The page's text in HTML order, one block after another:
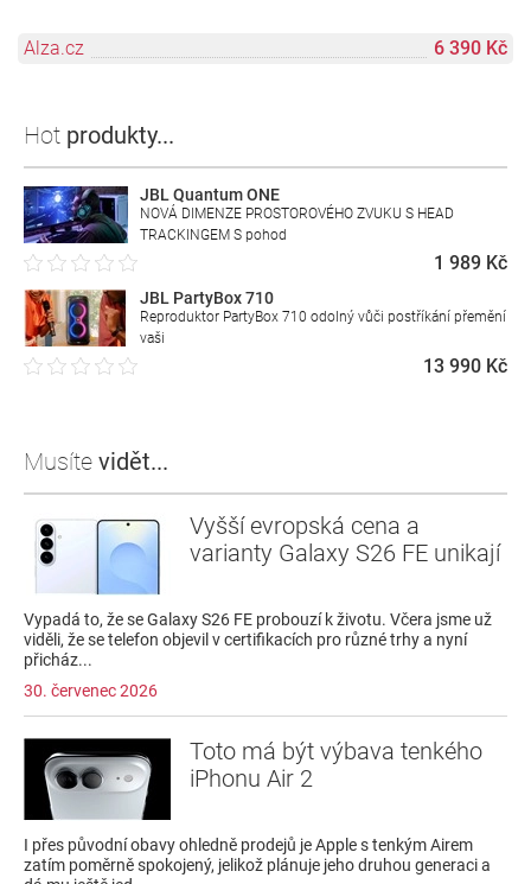
Alza.cz 6 390 Kč
Hot produkty...
JBL Quantum ONE
NOVÁ DIMENZE PROSTOROVÉHO ZVUKU S HEAD
TRACKINGEM S pohod
1 989 Kč
JBL PartyBox 710
Reproduktor PartyBox 710 odolný vůči postříkání přemění
vaši
13 990 Kč
Musíte vidět...
Vyšší evropská cena a
varianty Galaxy S26 FE unikají
Vypadá to, že se Galaxy S26 FE probouzí k životu. Včera jsme už
viděli, že se telefon objevil v certifikacích pro různé trhy a nyní
přicház...
30. červenec 2026
Toto má být výbava tenkého
iPhonu Air 2
I přes původní obavy ohledně prodejů je Apple s tenkým Airem
zatím poměrně spokojený, jelikož plánuje jeho druhou generaci a